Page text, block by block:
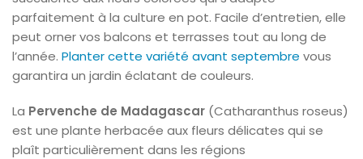
parfaitement à la culture en pot. Facile d’entretien, elle
peut orner vos balcons et terrasses tout au long de
l’année. Planter cette variété avant septembre vous
garantira un jardin éclatant de couleurs.
La Pervenche de Madagascar (Catharanthus roseus)
est une plante herbacée aux fleurs délicates qui se
plaît particulièrement dans les régions